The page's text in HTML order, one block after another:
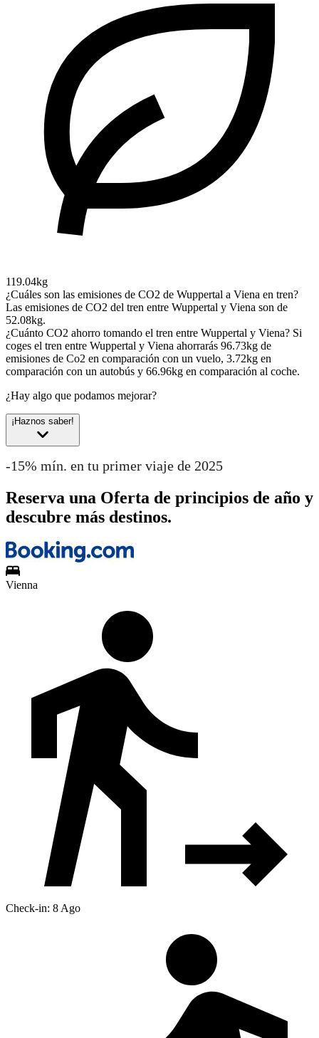
119.04kg
¿Cuáles son las emisiones de CO2 de Wuppertal a Viena en tren?
Las emisiones de CO2 del tren entre Wuppertal y Viena son de
52.08kg.
¿Cuánto CO2 ahorro tomando el tren entre Wuppertal y Viena? Si
coges el tren entre Wuppertal y Viena ahorrarás 96.73kg de
emisiones de Co2 en comparación con un vuelo, 3.72kg en
comparación con un autobús y 66.96kg en comparación al coche.
¿Hay algo que podamos mejorar?
¡Haznos saber!
-15% mín. en tu primer viaje de 2025
Reserva una Oferta de principios de año y
descubre más destinos.
Vienna
Check-in: 8 Ago